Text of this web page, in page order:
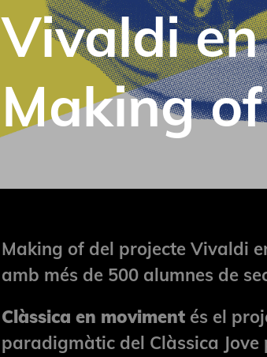
Vivaldi
Making of
Making of del projecte Vivaldi
amb més de 500 alumnes de
Clàssica en movimentés el
paradigmàtic del Clàssica